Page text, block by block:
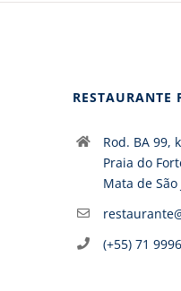
RESTAURANTE
Rod. BA 99,
Praia do
Mata de São
(+55) 71